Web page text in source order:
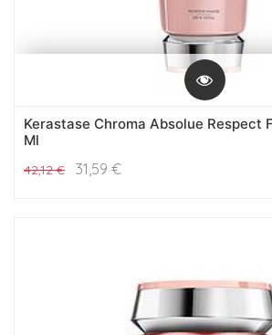
Kerastase Chroma Absolue Respect
Ml
42,12€ 31,59 €